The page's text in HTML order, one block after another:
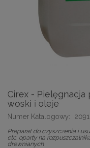
Cirex -
woski i oleje
Numer Katalogowy: 2091
Preparat do czyszczenia i
etc. oparty na
drewnianych